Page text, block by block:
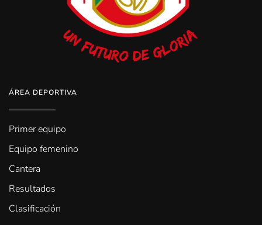
ÁREA DEPORTIVA
Primer equipo
Equipo femenino
Cantera
Resultados
Clasificación